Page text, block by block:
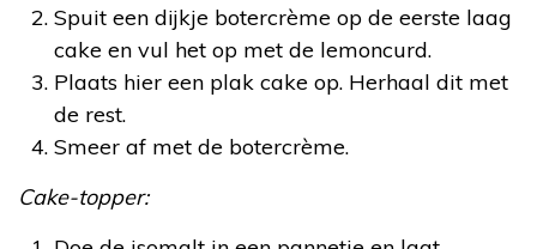
Spuit een dijkje botercrème op de eerste laag
cake en vul het op met de lemoncurd.
Plaats hier een plak cake op. Herhaal dit met
de rest.
Smeer af met de botercrème.
Cake-topper: